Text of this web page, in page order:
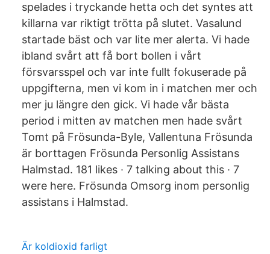
spelades i tryckande hetta och det syntes att
killarna var riktigt trötta på slutet. Vasalund
startade bäst och var lite mer alerta. Vi hade
ibland svårt att få bort bollen i vårt
försvarsspel och var inte fullt fokuserade på
uppgifterna, men vi kom in i matchen mer och
mer ju längre den gick. Vi hade vår bästa
period i mitten av matchen men hade svårt
Tomt på Frösunda-Byle, Vallentuna Frösunda
är borttagen Frösunda Personlig Assistans
Halmstad. 181 likes · 7 talking about this · 7
were here. Frösunda Omsorg inom personlig
assistans i Halmstad.
Är koldioxid farligt